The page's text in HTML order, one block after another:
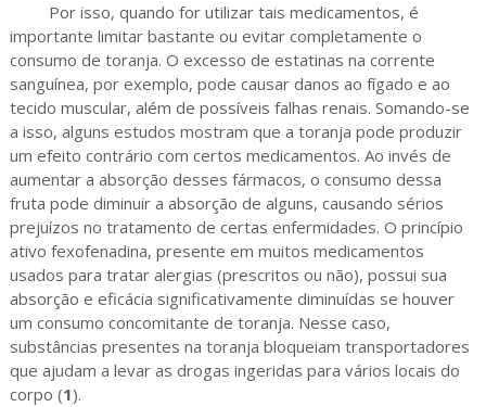
Por isso, quando for utilizar tais medicamentos, é
importante limitar bastante ou evitar completamente o
consumo de toranja. O excesso de estatinas na corrente
sanguínea, por exemplo, pode causar danos ao fígado e ao
tecido muscular, além de possíveis falhas renais. Somando-se
a isso, alguns estudos mostram que a toranja pode produzir
um efeito contrário com certos medicamentos. Ao invés de
aumentar a absorção desses fármacos, o consumo dessa
fruta pode diminuir a absorção de alguns, causando sérios
prejuízos no tratamento de certas enfermidades. O princípio
ativo fexofenadina, presente em muitos medicamentos
usados para tratar alergias (prescritos ou não), possui sua
absorção e eficácia significativamente diminuídas se houver
um consumo concomitante de toranja. Nesse caso,
substâncias presentes na toranja bloqueiam transportadores
que ajudam a levar as drogas ingeridas para vários locais do
corpo (1).